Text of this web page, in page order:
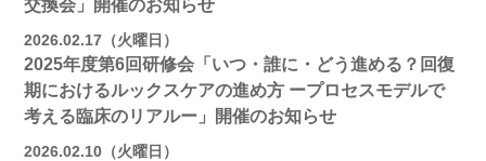
交換会」開催のお知らせ
2026.02.17（火曜日）
2025年度第6回研修会「いつ・誰に・どう進める？回復
期におけるルックスケアの進め方 ープロセスモデルで
考える臨床のリアルー」開催のお知らせ
2026.02.10（火曜日）